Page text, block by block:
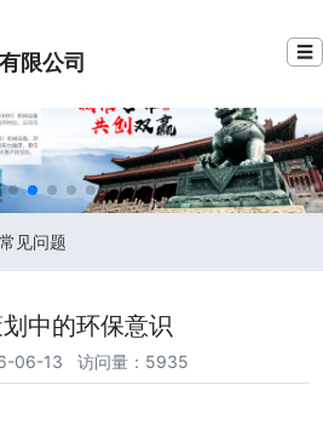
限公司 ☰
常见问题
中的环保意识
06-13 访问量：5935